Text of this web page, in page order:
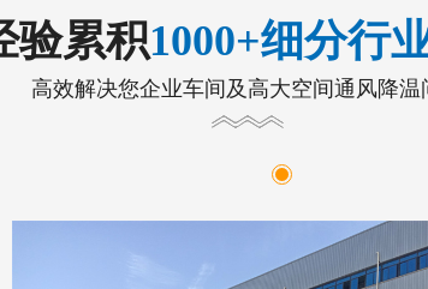
验累积1000+细分行
高效解决您企业车间及高大空间通风降温